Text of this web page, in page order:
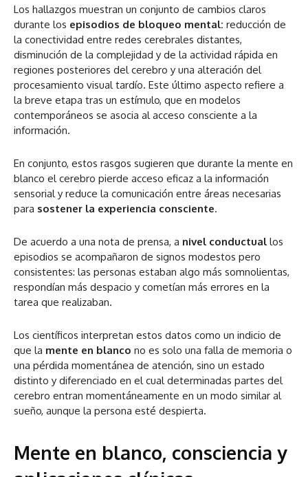
Los hallazgos muestran un conjunto de cambios claros
durante los episodios de bloqueo mental: reducción de
la conectividad entre redes cerebrales distantes,
disminución de la complejidad y de la actividad rápida en
regiones posteriores del cerebro y una alteración del
procesamiento visual tardío. Este último aspecto refiere a
la breve etapa tras un estímulo, que en modelos
contemporáneos se asocia al acceso consciente a la
información.
En conjunto, estos rasgos sugieren que durante la mente en
blanco el cerebro pierde acceso eficaz a la información
sensorial y reduce la comunicación entre áreas necesarias
para sostener la experiencia consciente.
De acuerdo a una nota de prensa, a nivel conductual los
episodios se acompañaron de signos modestos pero
consistentes: las personas estaban algo más somnolientas,
respondían más despacio y cometían más errores en la
tarea que realizaban.
Los científicos interpretan estos datos como un indicio de
que la mente en blanco no es solo una falla de memoria o
una pérdida momentánea de atención, sino un estado
distinto y diferenciado en el cual determinadas partes del
cerebro entran momentáneamente en un modo similar al
sueño, aunque la persona esté despierta.
Mente en blanco, consciencia y